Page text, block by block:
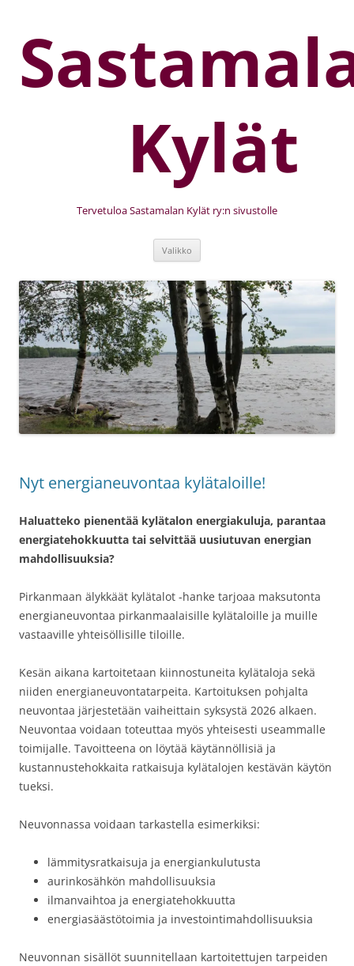
Kylät
Tervetuloa Sastamalan Kylät ry:n sivustolle
Valikko
Nyt energianeuvontaa kylätaloille!
Haluatteko pienentää kylätalon energiakuluja, parantaa
energiatehokkuutta tai selvittää uusiutuvan energian
mahdollisuuksia?
Pirkanmaan älykkäät kylätalot -hanke tarjoaa maksutonta
energianeuvontaa pirkanmaalaisille kylätaloille ja muille
vastaaville yhteisöllisille tiloille.
Kesän aikana kartoitetaan kiinnostuneita kylätaloja sekä
niiden energianeuvontatarpeita. Kartoituksen pohjalta
neuvontaa järjestetään vaiheittain syksystä 2026 alkaen.
Neuvontaa voidaan toteuttaa myös yhteisesti useammalle
toimijalle. Tavoitteena on löytää käytännöllisiä ja
kustannustehokkaita ratkaisuja kylätalojen kestävän käytön
tueksi.
Neuvonnassa voidaan tarkastella esimerkiksi:
lämmitysratkaisuja ja energiankulutusta
aurinkosähkön mahdollisuuksia
ilmanvaihtoa ja energiatehokkuutta
energiasäästötoimia ja investointimahdollisuuksia
Neuvonnan sisällöt suunnitellaan kartoitettujen tarpeiden